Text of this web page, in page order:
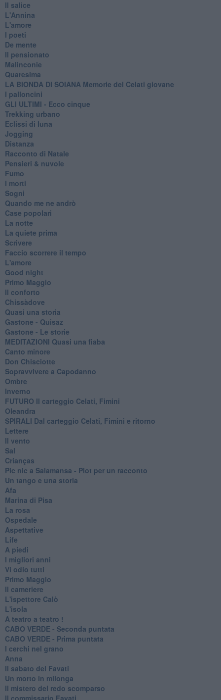
Il salice
L'Annina
L'amore
I poeti
De mente
Il pensionato
Malinconie
Quaresima
LA BIONDA DI SOIANA Memorie del Celati giovane
I palloncini
GLI ULTIMI - Ecco cinque
Trekking urbano
Eclissi di luna
Jogging
Distanza
Racconto di Natale
Pensieri & nuvole
Fumo
I morti
Sogni
Quando me ne andrò
Case popolari
La notte
La quiete prima
Scrivere
Faccio scorrere il tempo
L'amore
Good night
Primo Maggio
Il conforto
Chissàdove
Quasi una storia
Gastone - Quisaz
Gastone - Le storie
MEDITAZIONI Quasi una fiaba
Canto minore
Don Chisciotte
Sopravvivere a Capodanno
Ombre
Inverno
FUTURO Il carteggio Celati, Fimini
Oleandra
SPIRALI Dal carteggio Celati, Fimini e ritorno
Lettere
Il vento
Sal
Crianças
Pic nic a Salamansa - Plot per un racconto
Un tango e una storia
Afa
Marina di Pisa
La rosa
Ospedale
Aspettative
Life
A piedi
I migliori anni
Vi odio tutti
Primo Maggio
Il cameriere
L'ispettore Calò
L'isola
A teatro a teatro !
CABO VERDE - Seconda puntata
CABO VERDE - Prima puntata
I cerchi nel grano
Anna
Il sabato del Favati
Un morto in milonga
Il mistero del redo scomparso
Il commissario Favati